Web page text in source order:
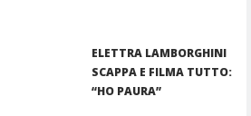
ELETTRA LAMBORGHINI
SCAPPA E FILMA TUTTO:
“HO PAURA”